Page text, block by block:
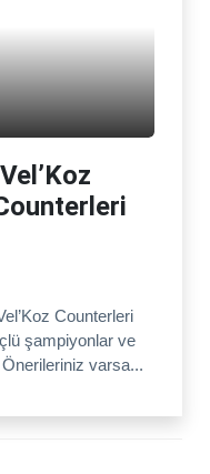
Counterleri
şampiyonlar ve
varsa...